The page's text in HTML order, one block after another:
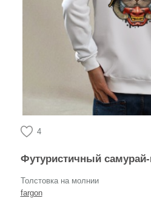
4
Футуристичный
Толстовка на молнии
fargon